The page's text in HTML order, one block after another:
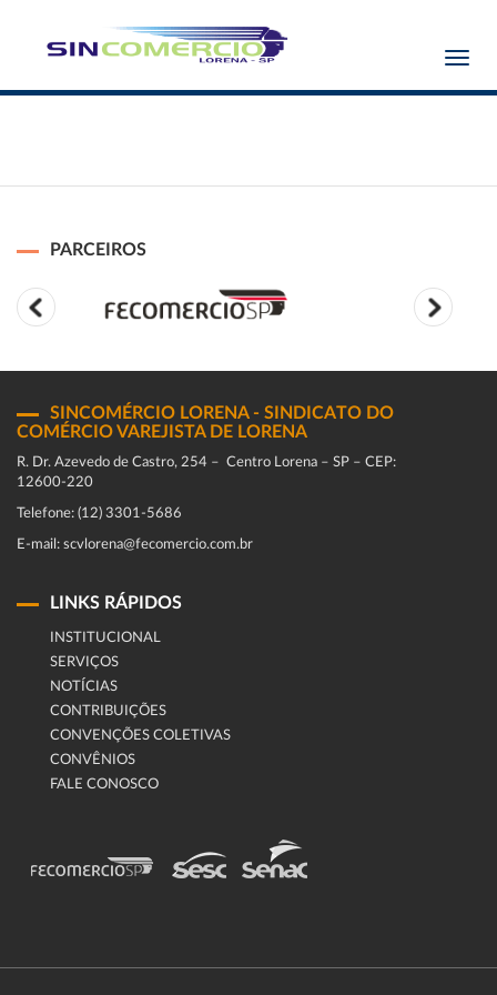
PARCEIROS
SINCOMÉRCIO LORENA - SINDICATO DO
COMÉRCIO VAREJISTA DE LORENA
R. Dr. Azevedo de Castro, 254 – Centro Lorena – SP – CEP:
12600-220
Telefone: (12) 3301-5686
E-mail: scvlorena@fecomercio.com.br
LINKS RÁPIDOS
INSTITUCIONAL
SERVIÇOS
NOTÍCIAS
CONTRIBUIÇÕES
CONVENÇÕES COLETIVAS
CONVÊNIOS
FALE CONOSCO